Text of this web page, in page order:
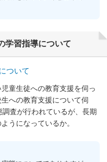
学習指導について
ついて
童生徒への教育支援を伺っ
への教育支援について伺
査が行われているが、長期
うになっているか。